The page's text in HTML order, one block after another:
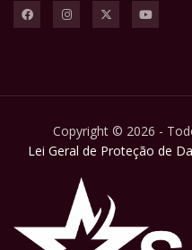
Copyright © 2026 -
Lei Geral de Proteção de